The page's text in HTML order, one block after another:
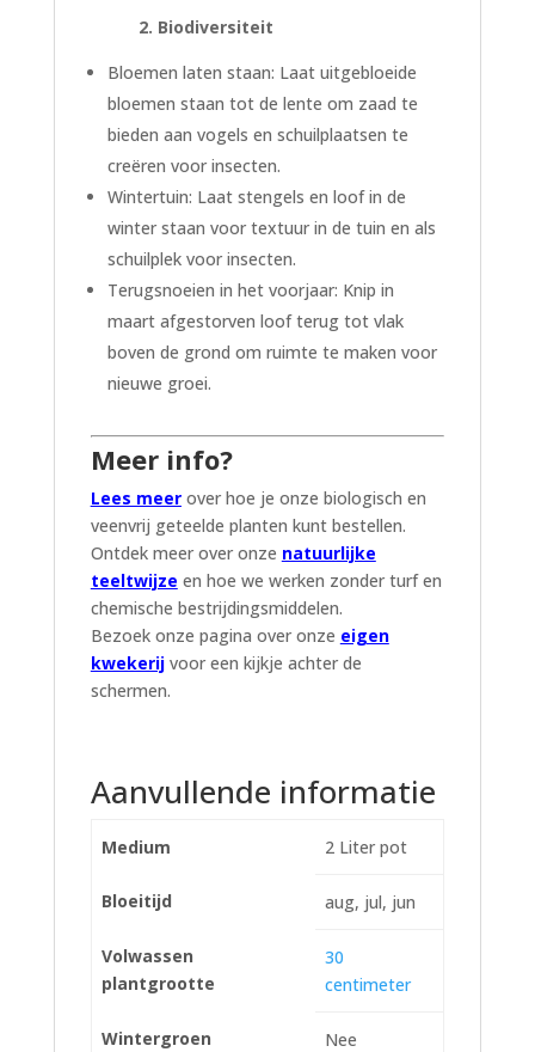
2. Biodiversiteit
Bloemen laten staan: Laat uitgebloeide
bloemen staan tot de lente om zaad te
bieden aan vogels en schuilplaatsen te
creëren voor insecten.
Wintertuin: Laat stengels en loof in de
winter staan voor textuur in de tuin en als
schuilplek voor insecten.
Terugsnoeien in het voorjaar: Knip in
maart afgestorven loof terug tot vlak
boven de grond om ruimte te maken voor
nieuwe groei.
Meer info?
Lees meerover hoe je onze biologisch en
veenvrij geteelde planten kunt bestellen.
Ontdek meer over onze natuurlijke
teeltwijze en hoe we werken zonder turf en
chemische bestrijdingsmiddelen.
Bezoek onze pagina over onze eigen
kwekerijvoor een kijkje achter de
schermen.
Aanvullende informatie
Medium 2 Liter pot
Bloeitijd aug, jul, jun
Volwassen
plantgrootte
30
centimeter
Wintergroen Nee